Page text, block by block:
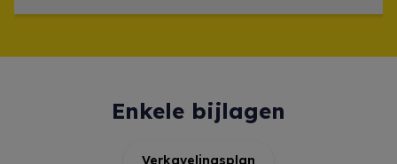
Enkele bijlagen
Verkavelingsplan